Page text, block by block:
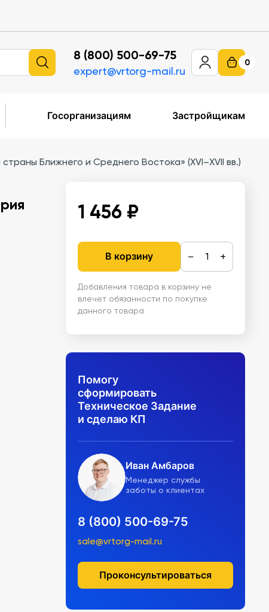
8 (800) 500-69-75
expert@vrtorg-mail.ru
0
Госорганизациям Застройщикам
Ближнего и Среднего Востока» (XVI–XVII вв.)
1 456 ₽
В корзину − +
Добавления товара в корзину не
влечет обязанности по покупке
данного товара
Помогу
сформировать
Техническое Задание
и сделаю КП
Иван Амбаров
Менеджер службы
заботы о клиентах
8 (800) 500-69-75
sale@vrtorg-mail.ru
Проконсультироваться